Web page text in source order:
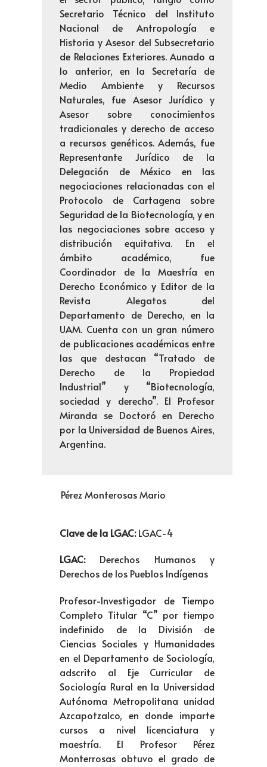
Secretario Técnico del Instituto
Nacional de Antropología e
Historia y Asesor del Subsecretario
de Relaciones Exteriores. Aunado a
lo anterior, en la Secretaría de
Medio Ambiente y Recursos
Naturales, fue Asesor Jurídico y
Asesor sobre conocimientos
tradicionales y derecho de acceso
a recursos genéticos. Además, fue
Representante Jurídico de la
Delegación de México en las
negociaciones relacionadas con el
Protocolo de Cartagena sobre
Seguridad de la Biotecnología, y en
las negociaciones sobre acceso y
distribución equitativa. En el
ámbito académico, fue
Coordinador de la Maestría en
Derecho Económico y Editor de la
Revista Alegatos del
Departamento de Derecho, en la
UAM. Cuenta con un gran número
de publicaciones académicas entre
las que destacan “Tratado de
Derecho de la Propiedad
Industrial” y “Biotecnología,
sociedad y derecho”. El Profesor
Miranda se Doctoró en Derecho
por la Universidad de Buenos Aires,
Argentina.
Pérez Monterosas Mario
Clave de la LGAC:LGAC-4
LGAC: Derechos Humanos y
Derechos de los Pueblos Indígenas
Profesor-Investigador de Tiempo
Completo Titular “C” por tiempo
indefinido de la División de
Ciencias Sociales y Humanidades
en el Departamento de Sociología,
adscrito al Eje Curricular de
Sociología Rural en la Universidad
Autónoma Metropolitana unidad
Azcapotzalco, en donde imparte
cursos a nivel licenciatura y
maestría. El Profesor Pérez
Monterrosas obtuvo el grado de